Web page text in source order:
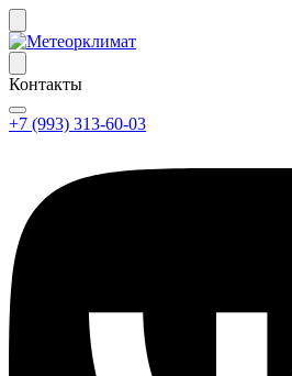
Контакты
+7 (993) 313-60-03